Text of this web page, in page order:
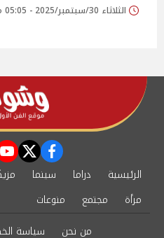
الثلاثاء 30/سبتمبر/2025 - 05:05 م
facebook
الرئيسية دراما سينما
مرأة
مجتمع
منوعات
من نحن
سياسة